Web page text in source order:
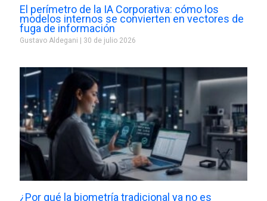
El perímetro de la IA Corporativa: cómo los
modelos internos se convierten en vectores de
fuga de información
Gustavo Aldegani 30 de julio 2026
¿Por qué la biometría tradicional ya no es